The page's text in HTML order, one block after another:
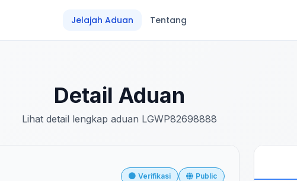
Jelajah Aduan
Tentang
Detail Aduan
Lihat detail lengkap aduan LGWP82698888
Verifikasi Public